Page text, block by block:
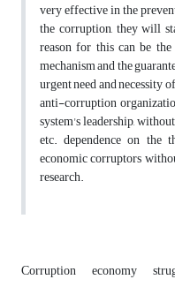
very effective in the
the corruption, they will
reason for this can be
mechanism and the
urgent need and necessity
anti-corruption
system's leadership,
etc. dependence on the
economic corruptors
research.
Corruption economy